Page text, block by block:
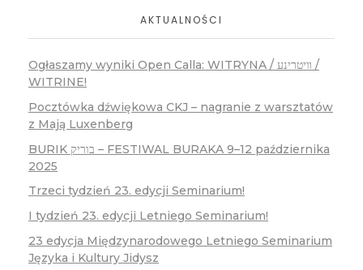
AKTUALNOŚCI
Ogłaszamy wyniki Open Calla: WITRYNA / װיטרינע /
WITRINE!
Pocztówka dźwiękowa CKJ – nagranie z warsztatów
z Mają Luxenberg
BURIK בוריק – FESTIWAL BURAKA 9–12 października
2025
Trzeci tydzień 23. edycji Seminarium!
I tydzień 23. edycji Letniego Seminarium!
23 edycja Międzynarodowego Letniego Seminarium
Języka i Kultury Jidysz